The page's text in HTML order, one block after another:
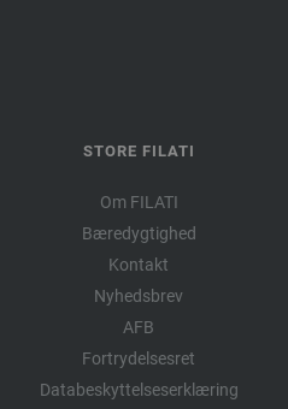
STORE FILATI
Om FILATI
Bæredygtighed
Kontakt
Nyhedsbrev
AFB
Fortrydelsesret
Databeskyttelseserklæring